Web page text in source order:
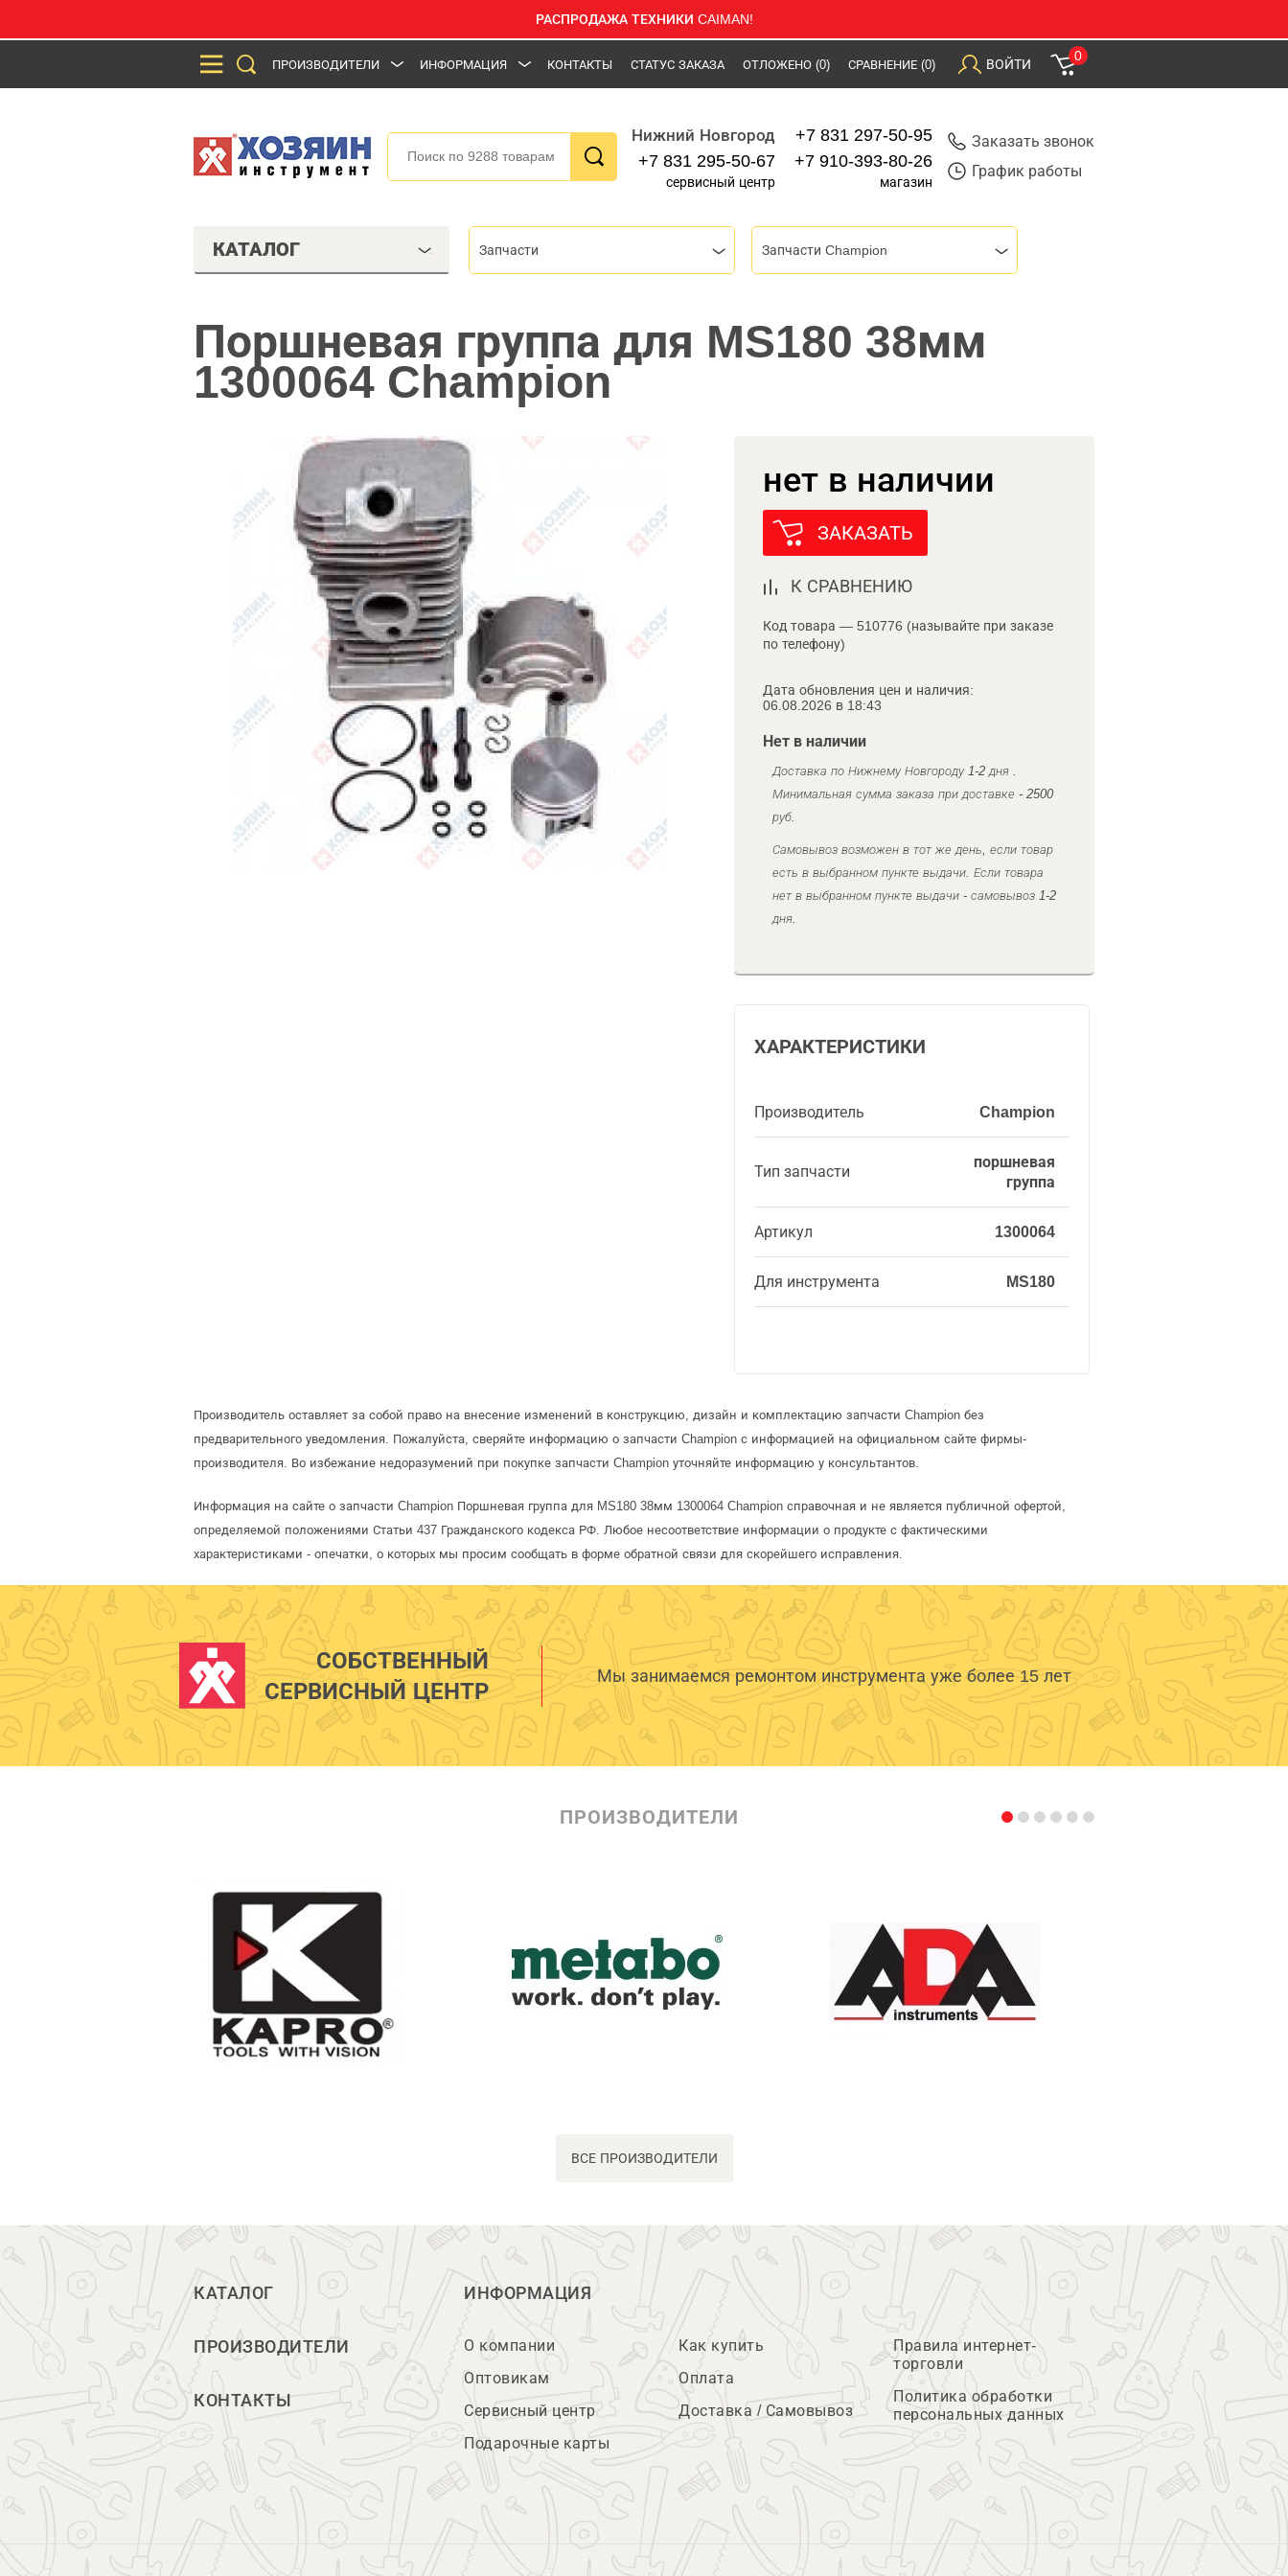
РАСПРОДАЖА ТЕХНИКИ CAIMAN!
ПРОИЗВОДИТЕЛИ ИНФОРМАЦИЯ КОНТАКТЫ СТАТУС ЗАКАЗА ОТЛОЖЕНО (0) СРАВНЕНИЕ (0) ВОЙТИ
0
Нижний Новгород
+7 831 295-50-67
сервисный центр
+7 831 297-50-95
+7 910-393-80-26
магазин
Заказать звонок
График работы
КАТАЛОГ Запчасти Запчасти Champion
Поршневая группа для MS180 38мм
1300064 Champion
нет в наличии
ЗАКАЗАТЬ
К СРАВНЕНИЮ
Код товара — 510776 (называйте при заказе
по телефону)
Дата обновления цен и наличия:
06.08.2026 в 18:43
Нет в наличии
Доставка по Нижнему Новгороду 1-2 дня .
Минимальная сумма заказа при доставке - 2500
руб.
Самовывоз возможен в тот же день, если товар
есть в выбранном пункте выдачи. Если товара
нет в выбранном пункте выдачи - самовывоз 1-2
дня.
ХАРАКТЕРИСТИКИ
Производитель Champion
Тип запчасти
поршневая
группа
Артикул 1300064
Для инструмента MS180
Производитель оставляет за собой право на внесение изменений в конструкцию, дизайн и комплектацию запчасти Champion без
предварительного уведомления. Пожалуйста, сверяйте информацию о запчасти Champion с информацией на официальном сайте фирмы-
производителя. Во избежание недоразумений при покупке запчасти Champion уточняйте информацию у консультантов.
Информация на сайте о запчасти Champion Поршневая группа для MS180 38мм 1300064 Champion справочная и не является публичной офертой,
определяемой положениями Статьи 437 Гражданского кодекса РФ. Любое несоответствие информации о продукте с фактическими
характеристиками - опечатки, о которых мы просим сообщать в форме обратной связи для скорейшего исправления.
СОБСТВЕННЫЙ
СЕРВИСНЫЙ ЦЕНТР
Мы занимаемся ремонтом инструмента уже более 15 лет
ПРОИЗВОДИТЕЛИ
ВСЕ ПРОИЗВОДИТЕЛИ
КАТАЛОГ
ПРОИЗВОДИТЕЛИ
КОНТАКТЫ
ИНФОРМАЦИЯ
О компании
Оптовикам
Сервисный центр
Подарочные карты
Как купить
Оплата
Доставка / Самовывоз
Правила интернет-
торговли
Политика обработки
персональных данных